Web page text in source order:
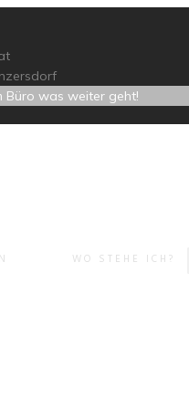
Büro was weiter geht!
WO STEHE ICH?